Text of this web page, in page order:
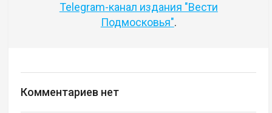
Telegram-канал издания "Вести
Подмосковья".
Комментариев нет